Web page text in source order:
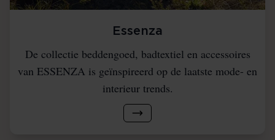
Essenza
De collectie beddengoed, badtextiel en accessoires
van ESSENZA is geïnspireerd op de laatste mode- en
interieur trends.